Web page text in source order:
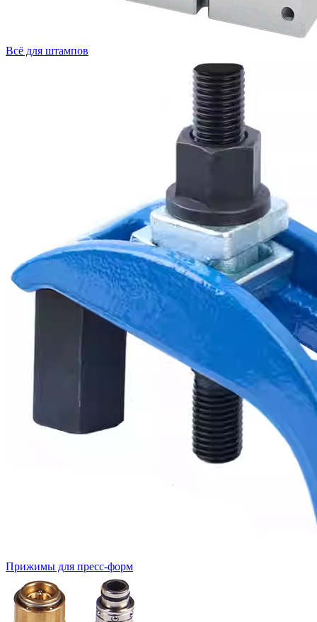
Всё для штампов
Прижимы для пресс-форм